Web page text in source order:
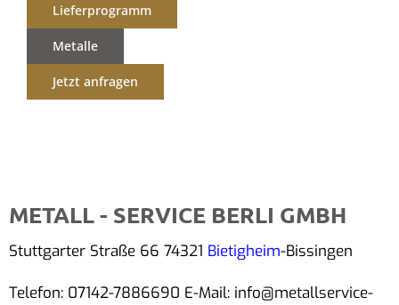
Lieferprogramm
Metalle
Jetzt anfragen
METALL - SERVICE BERLI GMBH
Stuttgarter Straße 66 74321 Bietigheim-Bissingen
Telefon: 07142-7886690 E-Mail: info@metallservice-